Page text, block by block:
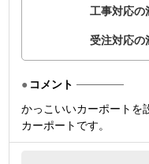
工事対応の
受注対応の
コメント
かっこいいカーポートを
カーポートです。